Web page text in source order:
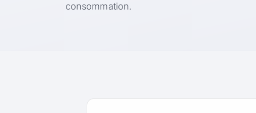
consommation.